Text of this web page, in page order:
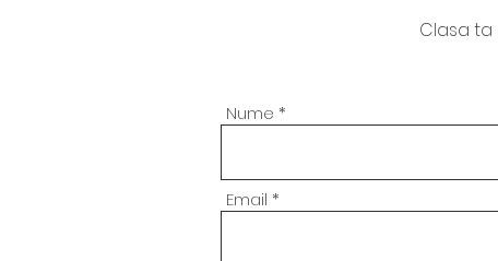
Nume
Email
Clasa ta